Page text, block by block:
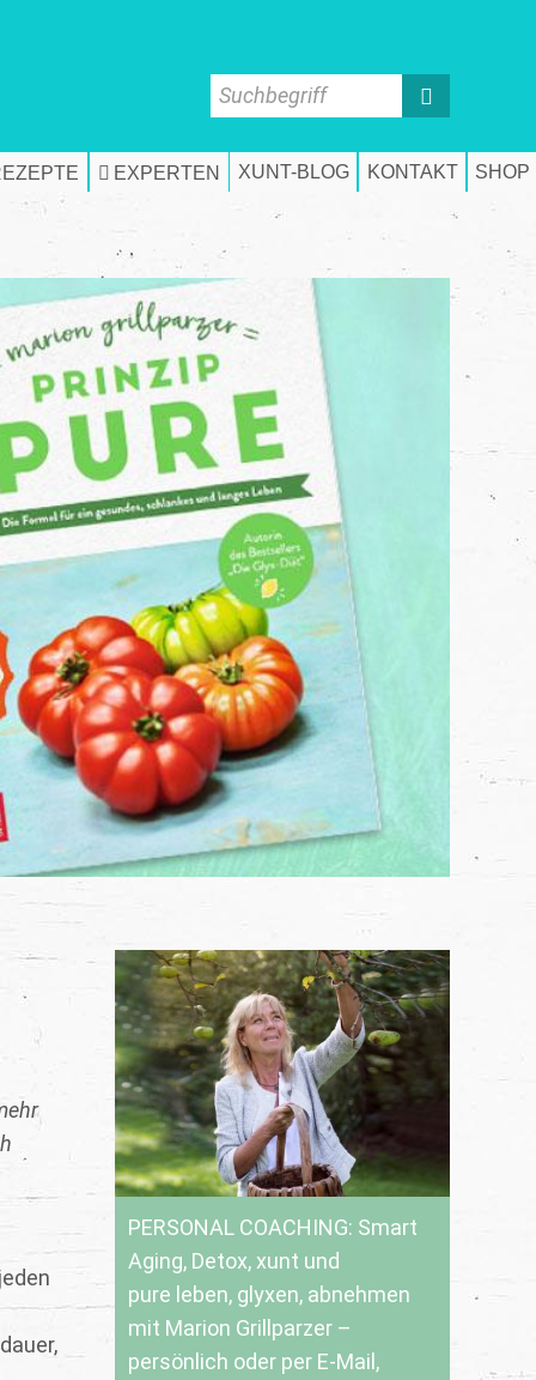
EXPERTEN XUNT-BLOG KONTAKT SHOP
Suchbegriff
PERSONAL COACHING: Smart
Aging, Detox, xunt und
pure leben, glyxen, abnehmen
mit Marion Grillparzer –
persönlich oder per E-Mail,